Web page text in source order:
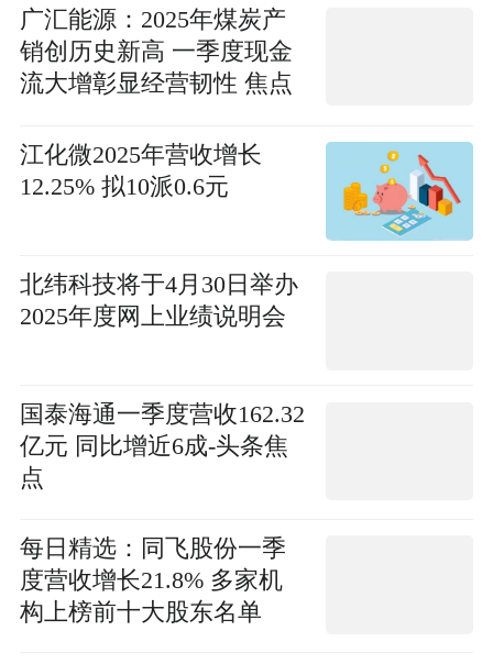
广汇能源：2025年煤炭产
销创历史新高 一季度现金
流大增彰显经营韧性 焦点
江化微2025年营收增长
12.25% 拟10派0.6元
北纬科技将于4月30日举办
2025年度网上业绩说明会
国泰海通一季度营收162.32
亿元 同比增近6成-头条焦
点
每日精选：同飞股份一季
度营收增长21.8% 多家机
构上榜前十大股东名单